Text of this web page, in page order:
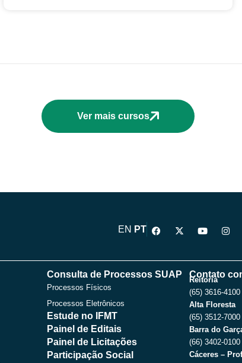
Ver mais cursos
EN PT
F
a
b
o
o
X
-
i
t
Y
o
u
b
e
I
n
a
g
r
a
m
Consulta de Processos SUAP
Processos Físicos
Processos Eletrônicos
Estude no IFMT
Painel de Editais
Painel de Licitações
Participação Social
Contato
Reitoria
(65) 3616-4100
Alta Floresta
(65) 3512-7000
Barra do
(66) 3402-0100
Cáceres –